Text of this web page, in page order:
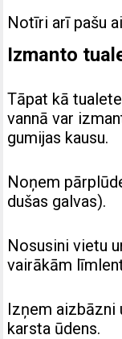
Notīri arī pašu
Izmanto
Tāpat kā
vannā var
gumijas kausu.
Noņem
dušas galvas).
Nosusini vietu
vairākām
Izņem aizbāzni
karsta ūdens.